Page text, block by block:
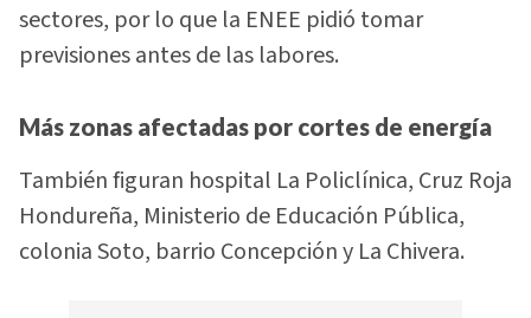
sectores, por lo que la ENEE pidió tomar
previsiones antes de las labores.
Más zonas afectadas por cortes de energía
También figuran hospital La Policlínica, Cruz Roja
Hondureña, Ministerio de Educación Pública,
colonia Soto, barrio Concepción y La Chivera.